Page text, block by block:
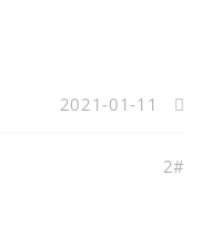
2021-01-11
2#